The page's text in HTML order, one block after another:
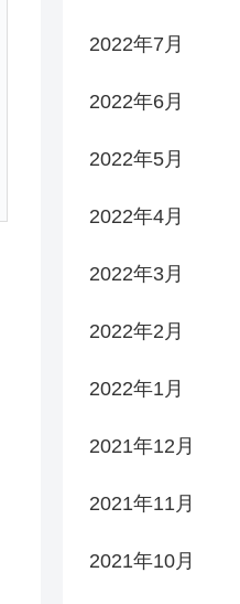
2022年7月
2022年6月
2022年5月
2022年4月
2022年3月
2022年2月
2022年1月
2021年12月
2021年11月
2021年10月